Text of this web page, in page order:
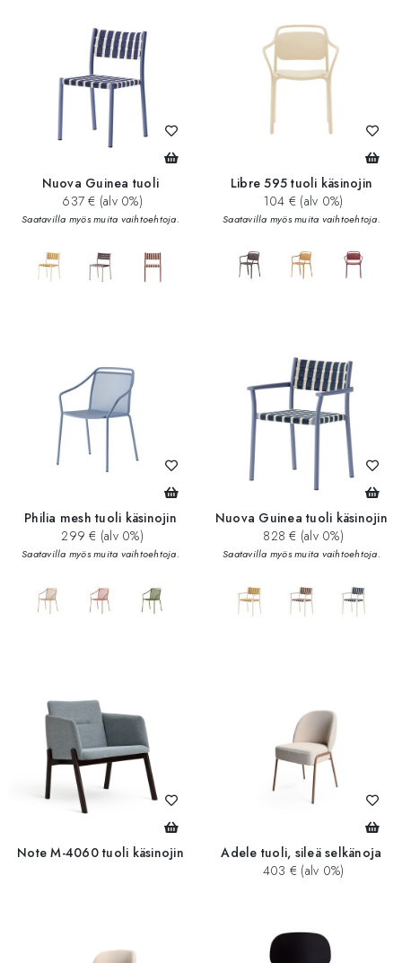
Nuova Guinea tuoli
637 € (alv 0%)
Saatavilla myös muita vaihtoehtoja.
Libre 595 tuoli käsinojin
104 € (alv 0%)
Saatavilla myös muita vaihtoehtoja.
Philia mesh tuoli käsinojin
299 € (alv 0%)
Saatavilla myös muita vaihtoehtoja.
Nuova Guinea tuoli käsinojin
828 € (alv 0%)
Saatavilla myös muita vaihtoehtoja.
Note M-4060 tuoli käsinojin
Adele tuoli, sileä selkänoja
403 € (alv 0%)